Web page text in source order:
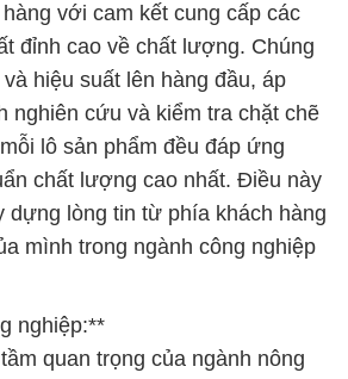
với cam kết cung cấp các
đỉnh cao về chất lượng. Chúng
hiệu suất lên hàng đầu, áp
nghiên cứu và kiểm tra chặt chẽ
lô sản phẩm đều đáp ứng
chất lượng cao nhất. Điều này
dựng lòng tin từ phía khách hàng
mình trong ngành công nghiệp
nghiệp:**
quan trọng của ngành nông